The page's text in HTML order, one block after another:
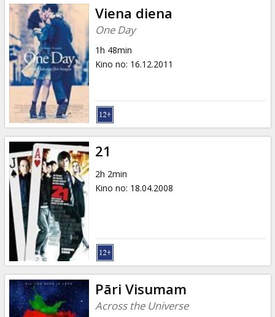
Viena diena
One Day
1h 48min
Kino no: 16.12.2011
21
2h 2min
Kino no: 18.04.2008
Pāri Visumam
Across the Universe